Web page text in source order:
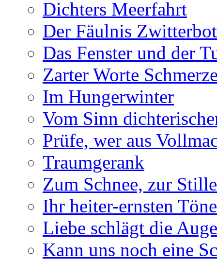
Dichters Meerfahrt
Der Fäulnis
Das Fenster und der
Zarter Worte
Im Hungerwinter
Vom Sinn
Prüfe, wer aus
Traumgerank
Zum Schnee, zur Stille
Ihr heiter-ernsten Töne
Liebe schlägt die
Kann uns noch eine